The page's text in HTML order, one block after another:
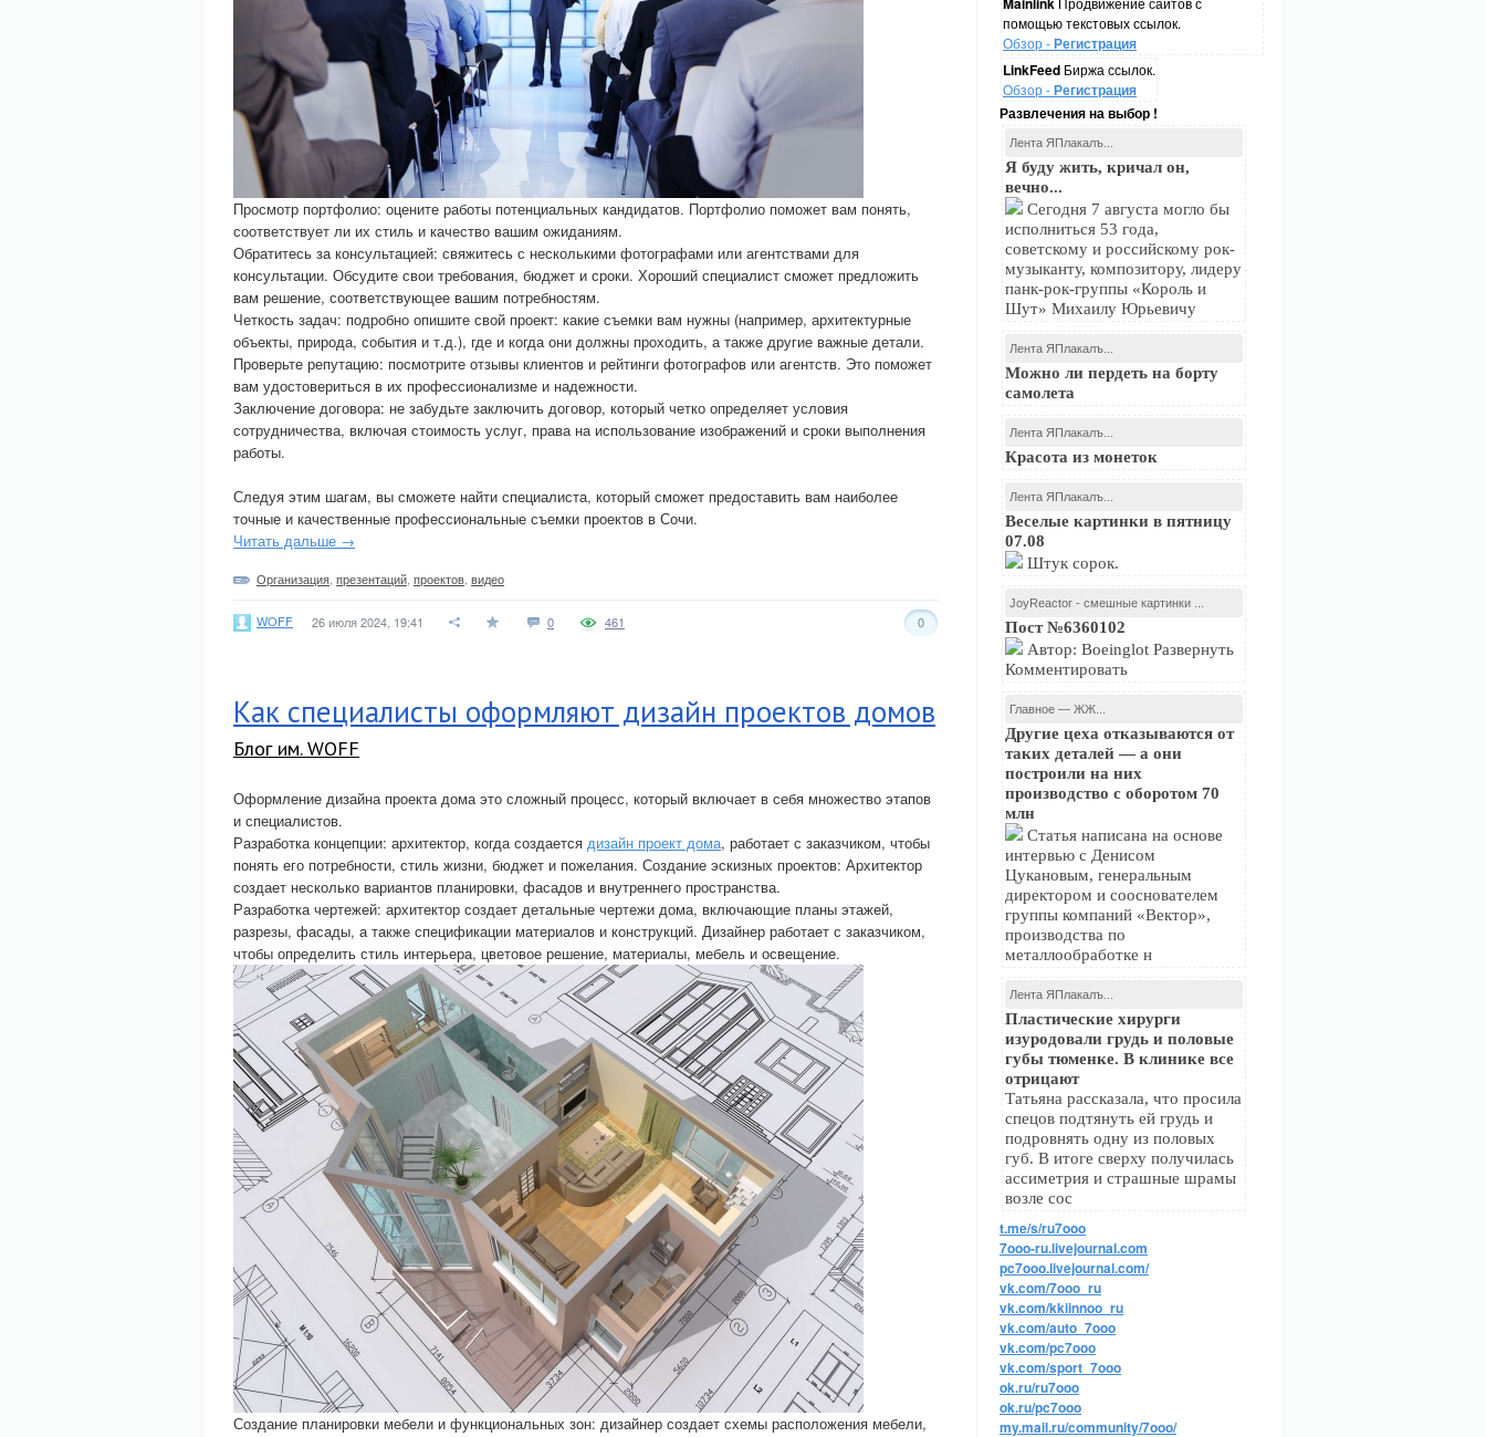
помощью текстовых ссылок.
Обзор -Регистрация
LinkFeed Биржа ссылок.
Обзор -Регистрация
Развлечения на выбор !
Лента ЯПлакалъ...
Я буду жить, кричал он,
вечно...
Сегодня 7 августа могло бы
исполниться 53 года,
советскому и российскому рок-
музыканту, композитору, лидеру
панк-рок-группы «Король и
Шут» Михаилу Юрьевичу
Лента ЯПлакалъ...
Можно ли пердеть на борту
самолета
Лента ЯПлакалъ...
Красота из монеток
Лента ЯПлакалъ...
Веселые картинки в пятницу
07.08
Штук сорок.
JoyReactor - смешные картинки ...
Пост №6360102
Автор: Boeinglot Развернуть
Комментировать
Главное — ЖЖ...
Другие цеха отказываются от
таких деталей — а они
построили на них
производство с оборотом 70
млн
Статья написана на основе
интервью с Денисом
Цукановым, генеральным
директором и сооснователем
группы компаний «Вектор»,
производства по
металлообработке н
Лента ЯПлакалъ...
Пластические хирурги
изуродовали грудь и половые
губы тюменке. В клинике все
отрицают
Татьяна рассказала, что просила
спецов подтянуть ей грудь и
подровнять одну из половых
губ. В итоге сверху получилась
ассиметрия и страшные шрамы
возле сос
t.me/s/ru7ooo
7ooo-ru.livejournal.com
pc7ooo.livejournal.com/
vk.com/7ooo_ru
vk.com/kkiinnoo_ru
vk.com/auto_7ooo
vk.com/pc7ooo
vk.com/sport_7ooo
ok.ru/ru7ooo
ok.ru/pc7ooo
my.mail.ru/community/7ooo/
Просмотр портфолио: оцените работы потенциальных кандидатов. Портфолио поможет вам понять,
соответствует ли их стиль и качество вашим ожиданиям.
Обратитесь за консультацией: свяжитесь с несколькими фотографами или агентствами для
консультации. Обсудите свои требования, бюджет и сроки. Хороший специалист сможет предложить
вам решение, соответствующее вашим потребностям.
Четкость задач: подробно опишите свой проект: какие съемки вам нужны (например, архитектурные
объекты, природа, события и т.д.), где и когда они должны проходить, а также другие важные детали.
Проверьте репутацию: посмотрите отзывы клиентов и рейтинги фотографов или агентств. Это поможет
вам удостовериться в их профессионализме и надежности.
Заключение договора: не забудьте заключить договор, который четко определяет условия
сотрудничества, включая стоимость услуг, права на использование изображений и сроки выполнения
работы.
Следуя этим шагам, вы сможете найти специалиста, который сможет предоставить вам наиболее
точные и качественные профессиональные съемки проектов в Сочи.
Читать дальше →
Организация презентаций проектов видео
WOFF 26 июля 2024, 19:41 0 0
461
Как специалисты оформляют дизайн проектов домов
Блог им. WOFF
Оформление дизайна проекта дома это сложный процесс, который включает в себя множество этапов
и специалистов.
Разработка концепции: архитектор, когда создается дизайн проект дома, работает с заказчиком, чтобы
понять его потребности, стиль жизни, бюджет и пожелания. Создание эскизных проектов: Архитектор
создает несколько вариантов планировки, фасадов и внутреннего пространства.
Разработка чертежей: архитектор создает детальные чертежи дома, включающие планы этажей,
разрезы, фасады, а также спецификации материалов и конструкций. Дизайнер работает с заказчиком,
чтобы определить стиль интерьера, цветовое решение, материалы, мебель и освещение.
Создание планировки мебели и функциональных зон: дизайнер создает схемы расположения мебели,